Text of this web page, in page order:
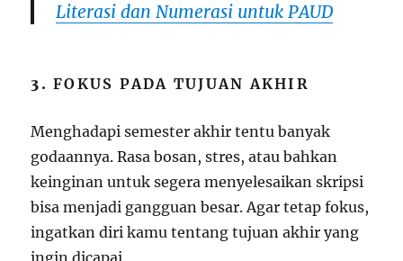
Literasi dan Numerasi untuk PAUD
3.FOKUS PADA TUJUAN AKHIR
Menghadapi semester akhir tentu banyak
godaannya. Rasa bosan, stres, atau bahkan
keinginan untuk segera menyelesaikan skripsi
bisa menjadi gangguan besar. Agar tetap fokus,
ingatkan diri kamu tentang tujuan akhir yang